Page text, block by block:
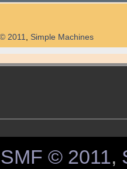
2011, Simple Machines
SMF © 2011,